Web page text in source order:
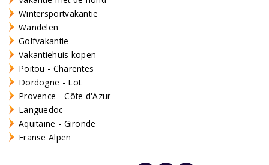
Wintersportvakantie
Wandelen
Golfvakantie
Vakantiehuis kopen
Poitou - Charentes
Dordogne - Lot
Provence - Côte d'Azur
Languedoc
Aquitaine - Gironde
Franse Alpen